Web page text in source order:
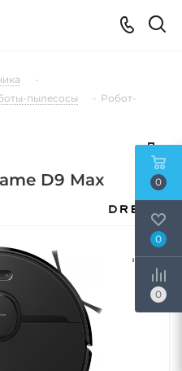
-
пылесосы - Робот-
D9 Max 0
0
0